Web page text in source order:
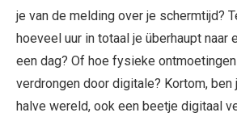
je van de melding over je schermtijd?
hoeveel uur in totaal je überhaupt naar
een dag? Of hoe fysieke
verdrongen door digitale? Kortom, ben
halve wereld, ook een beetje digitaal